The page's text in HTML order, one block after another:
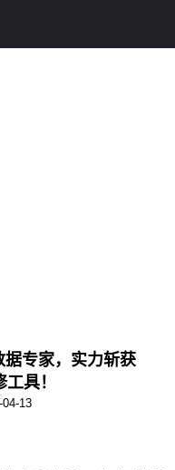
专家，实力斩获
具！
04-13